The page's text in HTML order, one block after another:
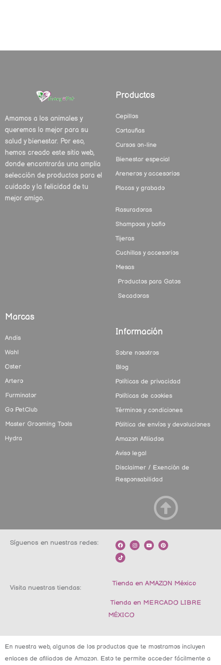
Amamos a los animales y
queremos lo mejor para su
salud y bienestar. Por eso,
hemos creado este sitio web,
donde encontrarás una amplia
selección de productos para el
cuidado y la felicidad de tu
mejor amigo.
Productos
Cepillos
Cortauñas
Cursos on-line
Bienestar especial
Areneros y accesorios
Placas y grabado
Rasuradoras
Shampoos y baño
Tijeras
Cuchillas y accesorios
Mesas
Productos para Gatos
Secadoras
Marcas
Andis
Wahl
Oster
Artero
Furminator
Go PetClub
Master Grooming Tools
Hydra
Información
Sobre nosotros
Blog
Políticas de privacidad
Políticas de cookies
Términos y condiciones
Pólitica de envíos y devoluciones
Amazon Afiliados
Aviso legal
Disclaimer / Exención de
Responsabilidad
Síguenos en nuestras redes:
F
a
c
e
b
I
n
s
m
Y
o
u
P
i
n
t
T
i
k
t
o
Visita nuestras tiendas:
Tienda en AMAZON México
Tienda en MERCADO LIBRE
MÉXICO
En nuestra web, algunos de los productos que te mostramos incluyen
enlaces de afiliados de Amazon. Esto te permite acceder fácilmente a